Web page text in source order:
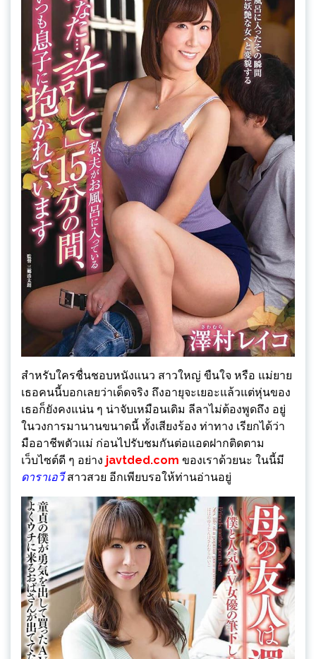
สำหรับใครชื่นชอบหนังแนว สาวใหญ่ ขืนใจ หรือ แม่ยาย
เธอคนนี้บอกเลยว่าเด็ดจริง ถึงอายุจะเยอะแล้วแต่หุ่นของ
เธอก็ยังคงแน่น ๆ น่าจับเหมือนเดิม ลีลาไม่ต้องพูดถึง อยู่
ในวงการมานานขนาดนี้ ทั้งเสียงร้อง ท่าทาง เรียกได้ว่า
มืออาชีพตัวแม่ ก่อนไปรับชมกันต่อแอดฝากติดตาม
เว็บไซต์ดี ๆ อย่าง javtded.com ของเราด้วยนะ ในนี้มี
ดาราเอวีสาวสวย อีกเพียบรอให้ท่านอ่านอยู่